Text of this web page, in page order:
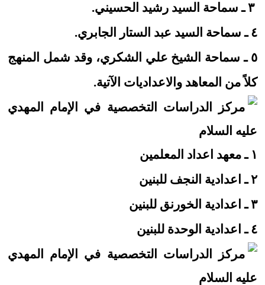
٣ ـ سماحة السيد رشيد الحسيني.
٤ ـ سماحة السيد عبد الستار الجابري.
٥ ـ سماحة الشيخ علي الشكري، وقد شمل المنهج
كلاً من المعاهد والاعداديات الآتية.
١ ـ معهد اعداد المعلمين
٢ ـ اعدادية النجف للبنين
٣ ـ اعدادية الخورنق للبنين
٤ ـ اعدادية الوحدة للبنين